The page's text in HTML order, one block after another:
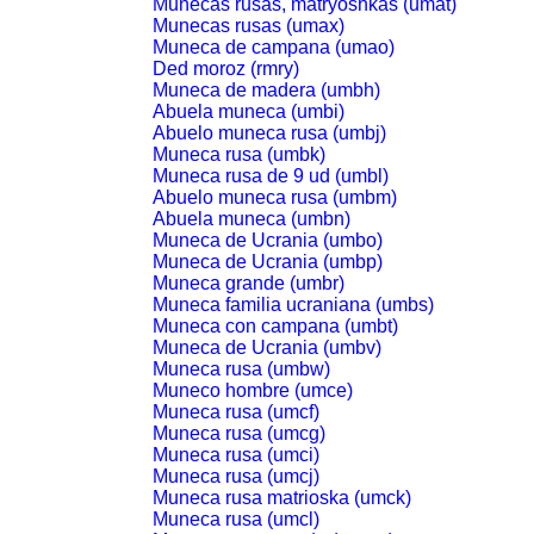
Munecas rusas (umax)
Muneca de campana (umao)
Ded moroz (rmry)
Muneca de madera (umbh)
Abuela muneca (umbi)
Abuelo muneca rusa (umbj)
Muneca rusa (umbk)
Muneca rusa de 9 ud (umbl)
Abuelo muneca rusa (umbm)
Abuela muneca (umbn)
Muneca de Ucrania (umbo)
Muneca de Ucrania (umbp)
Muneca grande (umbr)
Muneca familia ucraniana (umbs)
Muneca con campana (umbt)
Muneca de Ucrania (umbv)
Muneca rusa (umbw)
Muneco hombre (umce)
Muneca rusa (umcf)
Muneca rusa (umcg)
Muneca rusa (umci)
Muneca rusa (umcj)
Muneca rusa matrioska (umck)
Muneca rusa (umcl)